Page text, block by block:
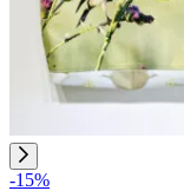
-15%